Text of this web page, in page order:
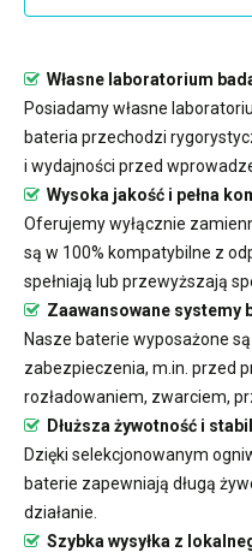
Własne laboratorium
Posiadamy własne
bateria przechodzi
i wydajności przed
Wysoka jakość i pełna
Oferujemy wyłącznie
są w 100% kompatybilne z
spełniają lub przewyższają
Zaawansowane systemy
Nasze baterie wyposażone
zabezpieczenia, m.in. przed
rozładowaniem, zwarciem,
Dłuższa żywotność i
Dzięki selekcjonowanym
baterie zapewniają długą
działanie.
Szybka wysyłka z